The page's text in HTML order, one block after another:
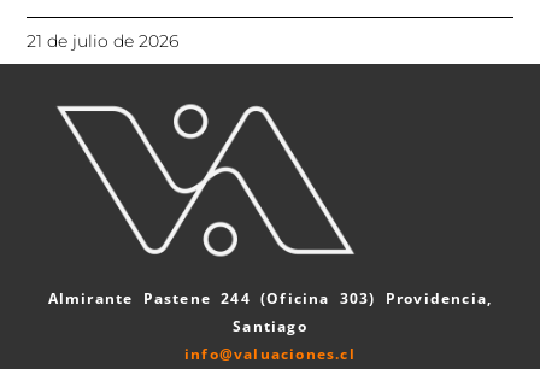
21 de julio de 2026
Almirante Pastene 244 (Oficina 303) Providencia,
Santiago
info@valuaciones.cl